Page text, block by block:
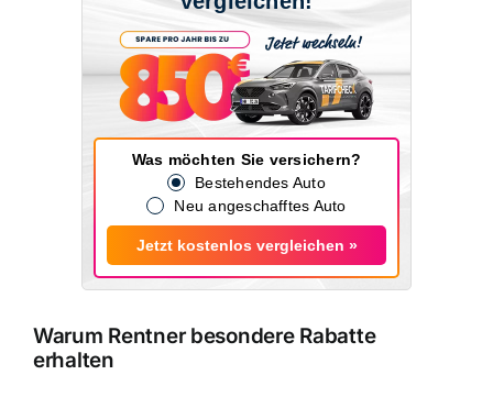
Was möchten Sie versichern?
Bestehendes Auto
Neu angeschafftes Auto
Jetzt kostenlos vergleichen »
Warum Rentner besondere Rabatte
erhalten